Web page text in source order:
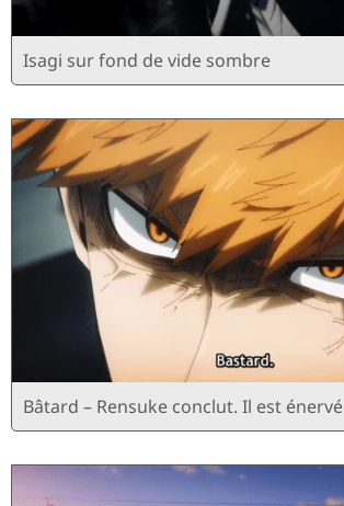
Isagi sur fond de vide sombre
Bâtard – Rensuke conclut. Il est énervé